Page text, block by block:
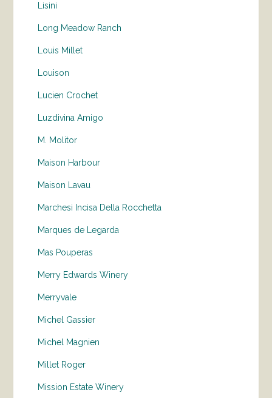
Lisini
Long Meadow Ranch
Louis Millet
Louison
Lucien Crochet
Luzdivina Amigo
M. Molitor
Maison Harbour
Maison Lavau
Marchesi Incisa Della Rocchetta
Marques de Legarda
Mas Pouperas
Merry Edwards Winery
Merryvale
Michel Gassier
Michel Magnien
Millet Roger
Mission Estate Winery